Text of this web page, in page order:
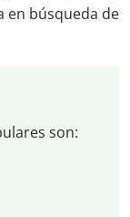
en búsqueda de
son: